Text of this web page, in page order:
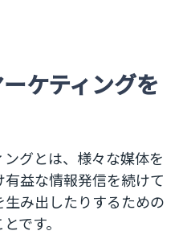
ケティングを
グとは、様々な媒体を
益な情報発信を続けて
み出したりするための
です。